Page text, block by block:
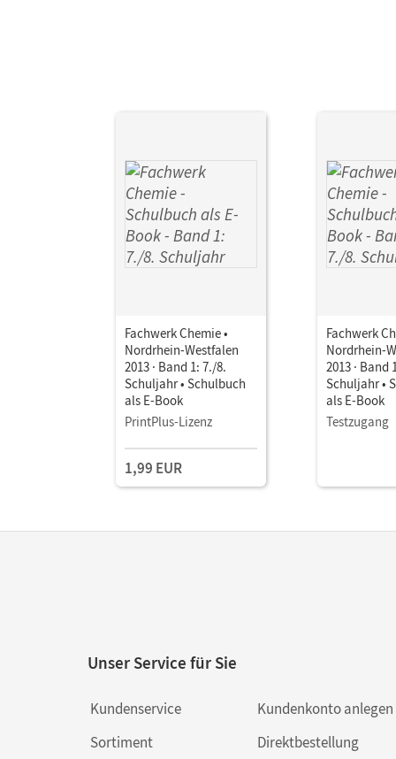
Fachwerk Chemie •
Nordrhein-Westfalen
2013 · Band 1: 7./8.
Schuljahr • Schulbuch
als E-Book
PrintPlus-Lizenz
1,99 EUR
Fachwerk
Nordrhein-
2013 · Band
Schuljahr •
als E-Book
Testzugang
Unser Service für Sie
Kundenservice
Sortiment
Kundenkonto anlegen
Direktbestellung